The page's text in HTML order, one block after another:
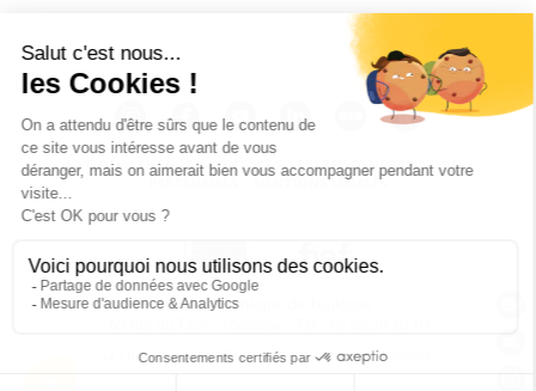
LA CINÉMATHÈQUE · CONTACTS · LETTRE D'INFORMATION ·
PARTENAIRES · MENTIONS LÉGALES
La Cinémathèque de Toulouse
La Cinémathèque de Toulouse © 2015. Tous droits réservés.